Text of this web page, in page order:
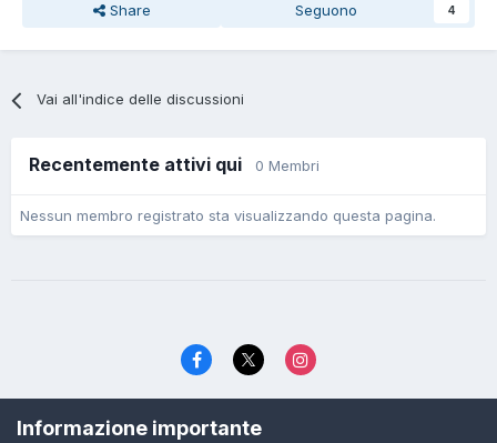
Share Seguono 4
Vai all'indice delle discussioni
Recentemente attivi qui 0 Membri
Nessun membro registrato sta visualizzando questa pagina.
© TexWillerForum dal 2006
Informazione importante